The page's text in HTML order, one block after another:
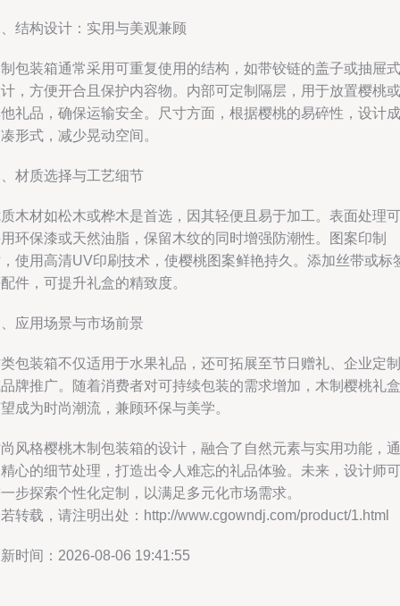
结构设计：实用与美观兼顾
包装箱通常采用可重复使用的结构，如带铰链的盖子或抽屉式
，方便开合且保护内容物。内部可定制隔层，用于放置樱桃或
礼品，确保运输安全。尺寸方面，根据樱桃的易碎性，设计成
形式，减少晃动空间。
材质选择与工艺细节
木材如松木或桦木是首选，因其轻便且易于加工。表面处理可
环保漆或天然油脂，保留木纹的同时增强防潮性。图案印制
使用高清UV印刷技术，使樱桃图案鲜艳持久。添加丝带或标
件，可提升礼盒的精致度。
应用场景与市场前景
包装箱不仅适用于水果礼品，还可拓展至节日赠礼、企业定制
牌推广。随着消费者对可持续包装的需求增加，木制樱桃礼盒
成为时尚潮流，兼顾环保与美学。
风格樱桃木制包装箱的设计，融合了自然元素与实用功能，通
心的细节处理，打造出令人难忘的礼品体验。未来，设计师可
步探索个性化定制，以满足多元化市场需求。
转载，请注明出处：http://www.cgowndj.com/product/1.html
时间：2026-08-06 19:41:55